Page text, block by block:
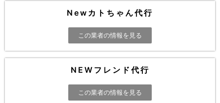
Newカトちゃん代行
この業者の情報を見る
NEWフレンド代行
この業者の情報を見る